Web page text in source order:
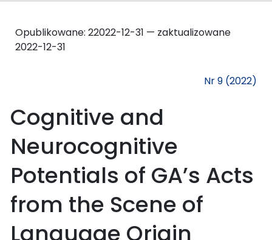
Opublikowane: 22022-12-31 — zaktualizowane
2022-12-31
Nr 9 (2022)
Cognitive and
Neurocognitive
Potentials of GA’s Acts
from the Scene of
Language Origin